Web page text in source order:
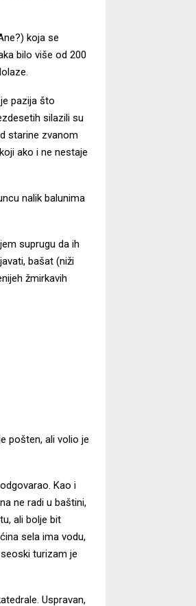
koja se
bilo više od 200
pazija što
silazili su
starine zvanom
ako i ne nestaje
nalik balunima
suprugu da ih
bašat (niži
žmirkavih
pošten, ali volio je
Kao i
ne radi u baštini,
ali bolje bit
sela ima vodu,
turizam je
Uspravan,